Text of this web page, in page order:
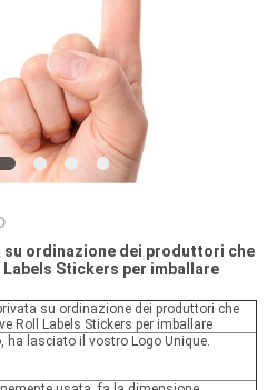
su ordinazione dei produttori che
Stickers per imballare
su ordinazione dei produttori che
Roll Labels Stickers per imballare
ha lasciato il vostro Logo Unique.